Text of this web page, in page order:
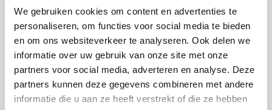
We gebruiken cookies om content en advertenties te
personaliseren, om functies voor social media te bieden
en om ons websiteverkeer te analyseren. Ook delen we
informatie over uw gebruik van onze site met onze
partners voor social media, adverteren en analyse. Deze
partners kunnen deze gegevens combineren met andere
informatie die u aan ze heeft verstrekt of die ze hebben
wordt, zorgt hij voor gesprekken die verdiepen,
verbinden en aanzetten tot actie.
Spreker Stefan Kuiper inhuren voor
jouw evenement
Ben je op zoek naar een spreker die niet alleen
inspireert, maar ook echt iets in beweging zet binnen